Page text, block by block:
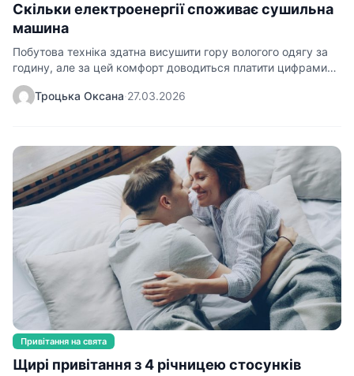
Скільки електроенергії споживає сушильна
машина
Побутова техніка здатна висушити гору вологого одягу за
годину, але за цей комфорт доводиться платити цифрами…
Троцька Оксана·27.03.2026
Привітання на свята
Щирі привітання з 4 річницею стосунків